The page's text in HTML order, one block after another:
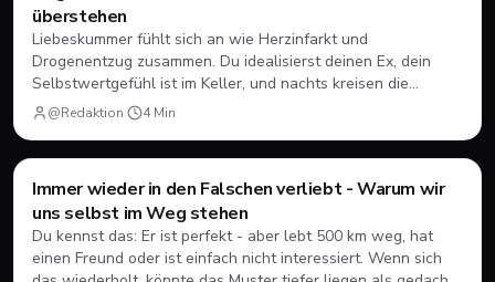
überstehen
Liebeskummer fühlt sich an wie Herzinfarkt und
Drogenentzug zusammen. Du idealisierst deinen Ex, dein
Selbstwertgefühl ist im Keller, und nachts kreisen die
Gedanken endlos. Hier findest du konkrete Wege, um wieder
rauszukommen.
@Redaktion· 4Min
💘Dating
Immer wieder in den Falschen verliebt - Warum wir
uns selbst im Weg stehen
Du kennst das: Er ist perfekt - aber lebt 500 km weg, hat
einen Freund oder ist einfach nicht interessiert. Wenn sich